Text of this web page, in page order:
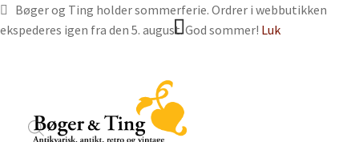
Bøger og Ting holder sommerferie. Ordrer i webbutikken
ekspederes igen fra den 5. august. God sommer! Luk
navigation
indhold